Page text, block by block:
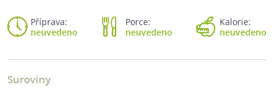
Příprava:
neuvedeno
Porce:
neuvedeno
Kalorie:
neuvedeno
Suroviny